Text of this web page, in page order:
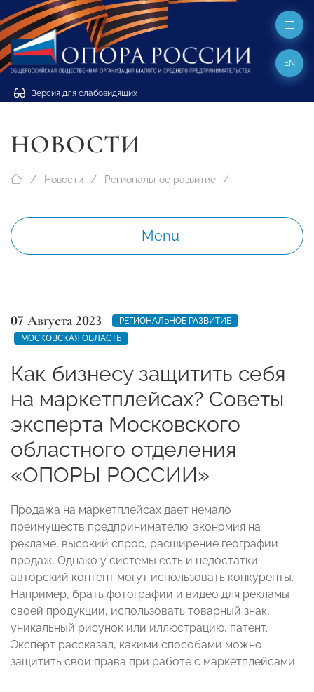
Версия для слабовидящих
EN
НОВОСТИ
Новости Региональное развитие
Menu
07 Августа 2023
РЕГИОНАЛЬНОЕ РАЗВИТИЕ
МОСКОВСКАЯ ОБЛАСТЬ
Как бизнесу защитить себя
на маркетплейсах? Советы
эксперта Московского
областного отделения
«ОПОРЫ РОССИИ»
Продажа на маркетплейсах дает немало
преимуществ предпринимателю: экономия на
рекламе, высокий спрос, расширение географии
продаж. Однако у системы есть и недостатки:
авторский контент могут использовать конкуренты.
Например, брать фотографии и видео для рекламы
своей продукции, использовать товарный знак,
уникальный рисунок или иллюстрацию, патент.
Эксперт рассказал, какими способами можно
защитить свои права при работе с маркетплейсами.